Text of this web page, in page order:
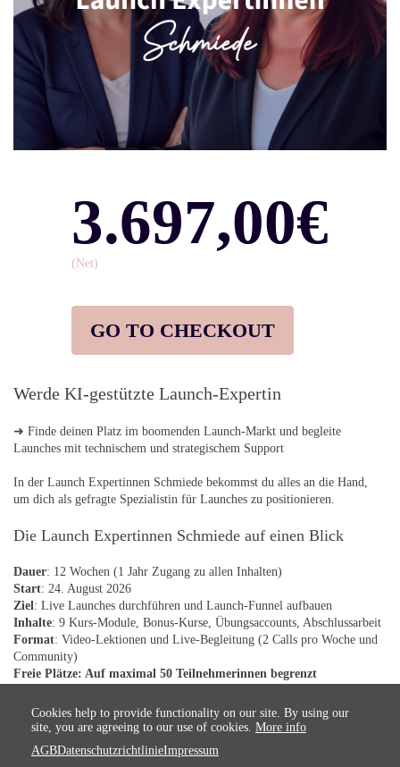
3.697,00€
(Net)
GO TO CHECKOUT
Werde KI-gestützte Launch-Expertin
➜ Finde deinen Platz im boomenden Launch-Markt und begleite
Launches mit technischem und strategischem Support
In der Launch Expertinnen Schmiede bekommst du alles an die Hand,
um dich als gefragte Spezialistin für Launches zu positionieren.
Die Launch Expertinnen Schmiede auf einen Blick
Dauer: 12 Wochen (1 Jahr Zugang zu allen Inhalten)
Start: 24. August 2026
Ziel: Live Launches durchführen und Launch-Funnel aufbauen
Inhalte: 9 Kurs-Module, Bonus-Kurse, Übungsaccounts, Abschlussarbeit
Format: Video-Lektionen und Live-Begleitung (2 Calls pro Woche und
Community)
Freie Plätze: Auf maximal 50 Teilnehmerinnen begrenzt
Cookies help to provide functionality on our site. By using our
site, you are agreeing to our use of cookies. More info
AGBDatenschutzrichtlinieImpressum